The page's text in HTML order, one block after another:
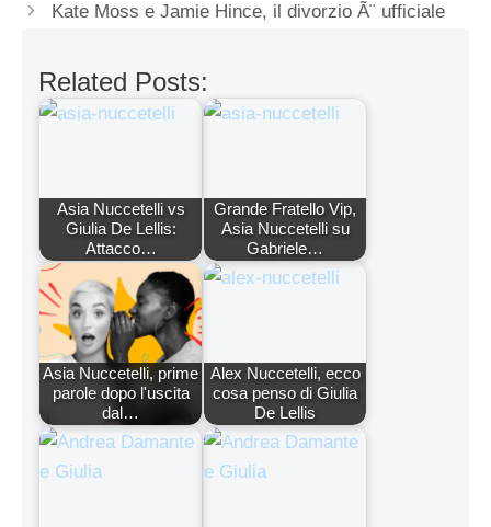
Kate Moss e Jamie Hince, il divorzio Ã¨ ufficiale
Related Posts:
Asia Nuccetelli vs
Giulia De Lellis:
Attacco…
Grande Fratello Vip,
Asia Nuccetelli su
Gabriele…
Asia Nuccetelli, prime
parole dopo l'uscita
dal…
Alex Nuccetelli, ecco
cosa penso di Giulia
De Lellis